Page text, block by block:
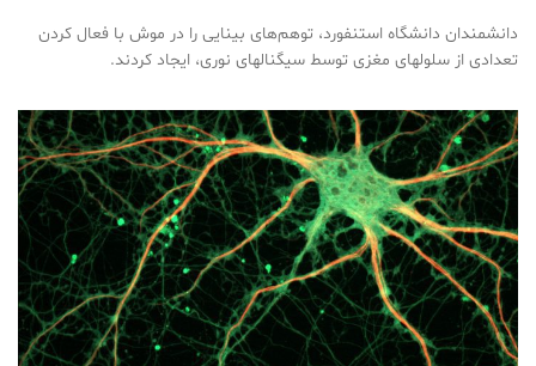
دانشمندان دانشگاه استنفورد، توهم‌های بینایی را در موش با فعال کردن
تعدادی از سلولهای مغزی توسط سیگنالهای نوری، ایجاد کردند.